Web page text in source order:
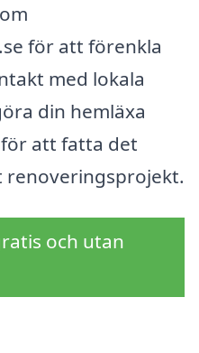
för att förenkla
med lokala
din hemläxa
att fatta det
och utan